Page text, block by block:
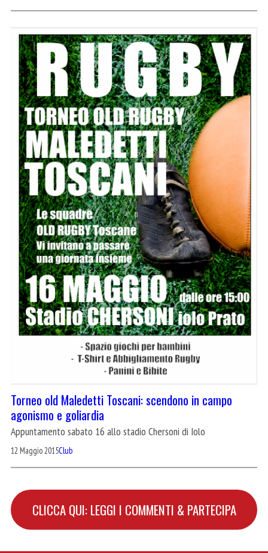
Torneo old Maledetti Toscani: scendono in campo
agonismo e goliardia
Appuntamento sabato 16 allo stadio Chersoni di Iolo
12 Maggio 2015Club
CLICCA QUI: LEGGI I COMMENTI & PARTECIPA